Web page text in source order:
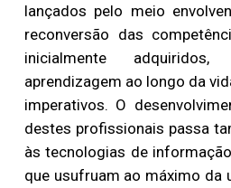
lançados pelo meio
reconversão das
inicialmente
aprendizagem ao longo da
imperativos. O
destes profissionais passa
às tecnologias de
que usufruam ao máximo da